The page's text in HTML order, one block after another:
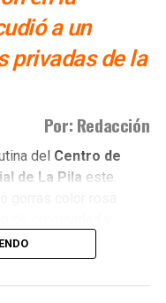
a un
privadas de la
Por: Redacción
del Centro de
de La Pila este